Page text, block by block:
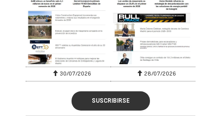
30/07/2026 28/07/2026
SUSCRIBIRSE